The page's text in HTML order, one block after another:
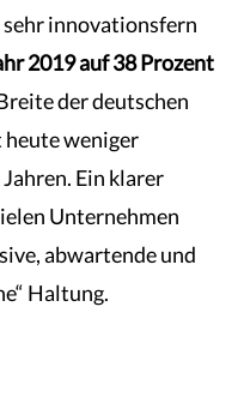
innovationsfern
2019 auf 38 Prozent
der deutschen
weniger
Ein klarer
Unternehmen
abwartende und
Haltung.